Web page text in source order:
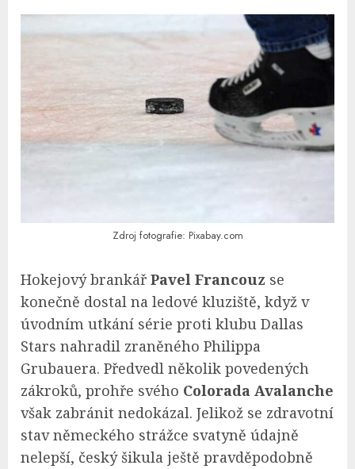
Zdroj fotografie: Pixabay.com
Hokejový brankářPavel Francouz se
konečně dostal na ledové kluziště, když v
úvodním utkání série proti klubu Dallas
Stars nahradil zraněného Philippa
Grubauera. Předvedl několik povedených
zákroků, prohře svého Colorada Avalanche
však zabránit nedokázal. Jelikož se zdravotní
stav německého strážce svatyně údajně
nelepší, český šikula ještě pravděpodobně